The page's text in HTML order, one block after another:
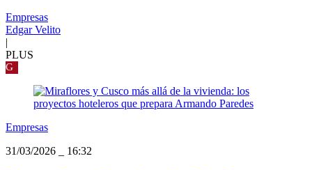
Empresas
Edgar Velito
|
PLUS
G
Empresas
31/03/2026
16:32